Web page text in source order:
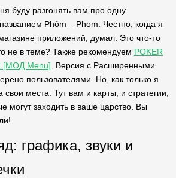
буду разгонять вам про одну
Phỏm – Phom. Честно, когда я
приложений, думал: Это что-то
не в теме? Также рекомендуем POKER
[МОД Menu] . Версия с Расширенными
пользователями. Но, как только я
свои места. Тут вам и карты, и стратегии,
могут заходить в ваше царство. Вы
графика, звуки и